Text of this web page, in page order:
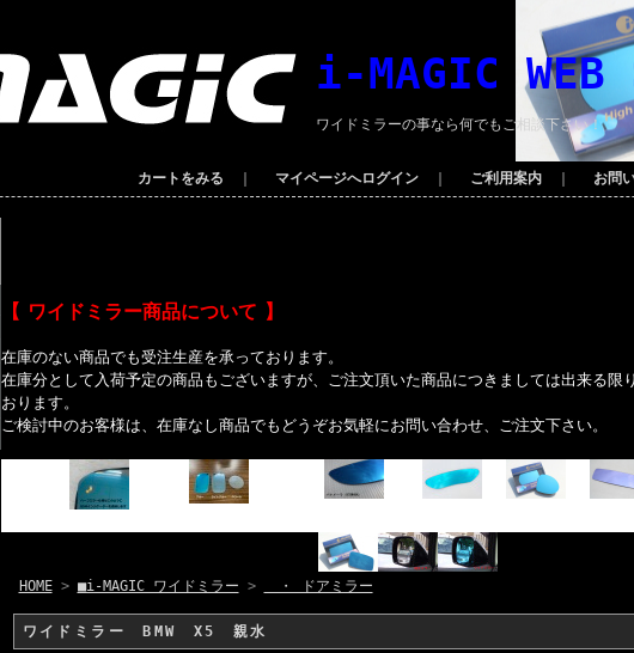
i-MAGIC WEB
ワイドミラーの事なら何でもご相談下さい！
カートをみる マイページへログイン ご利用案内 お問
【 ワイドミラー商品について 】
在庫のない商品でも受注生産を承っております。
在庫分として入荷予定の商品もございますが、ご注文頂いた商品につきましては出来る限
おります。
ご検討中のお客様は、在庫なし商品でもどうぞお気軽にお問い合わせ、ご注文下さい。
HOME> ■i-MAGIC ワイドミラー > ・ ドアミラー
ワイドミラー BMW X5 親水